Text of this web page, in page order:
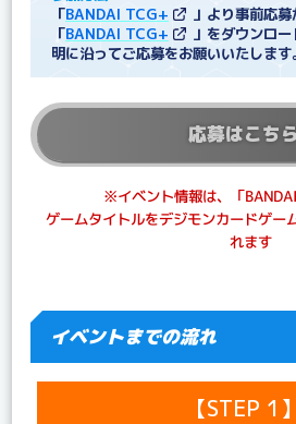
「BANDAI TCG+
」より事前応
「BANDAI TCG+
」をダウンロ
明に沿ってご応募をお願いいたします。
応募はこちら
※イベント情報は、「
ゲームタイトルをデジモンカードゲー
れます
イベントまでの流れ
【STEP 1】